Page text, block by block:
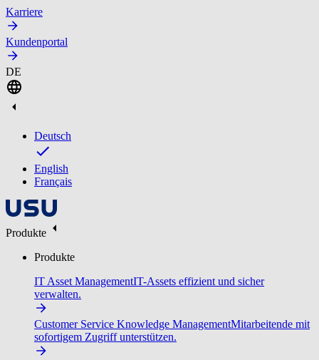
Karriere
Kundenportal
DE
Deutsch
English
Français
Produkte
Produkte
IT Asset ManagementIT-Assets effizient und sicher
verwalten.
Customer Service Knowledge ManagementMitarbeitende mit
sofortigem Zugriff unterstützen.